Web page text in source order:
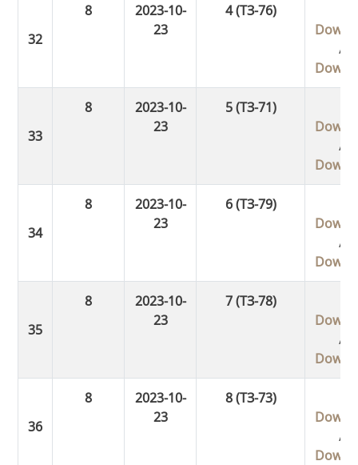
8
2023-10-
23
4 (ТЗ-76)
/
8
2023-10-
23
5 (ТЗ-71)
/
8
2023-10-
23
6 (ТЗ-79)
/
8
2023-10-
23
7 (ТЗ-78)
/
8
2023-10-
23
8 (ТЗ-73)
/